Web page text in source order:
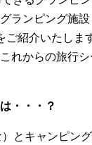
ランピング施
紹介いたします
れからの旅行
・・・？
とキャンピン